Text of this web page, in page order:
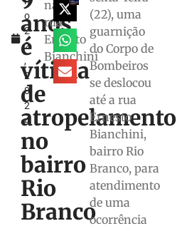
o
2
2
,
2
0
2
4
anos
é
vítima
de
atropelamento
no
bairro
Rio
Branco
na
rua
Ernesto
Bianchini
(22), uma
guarnição
do Corpo de
Bombeiros
se deslocou
até a rua
Ernesto
Bianchini,
bairro Rio
Branco, para
atendimento
de uma
ocorrência